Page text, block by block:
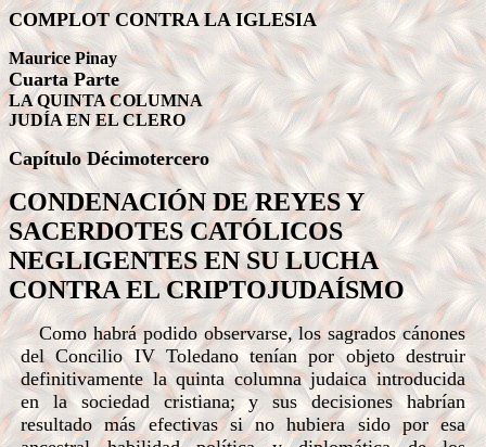
COMPLOT CONTRA LA IGLESIA
Maurice Pinay
Cuarta Parte
LA QUINTA COLUMNA
JUDÍA EN EL CLERO
CapítuloDécimotercero
CONDENACIÓN DE REYES Y
SACERDOTES CATÓLICOS
NEGLIGENTES EN SU LUCHA
CONTRA EL CRIPTOJUDAÍSMO
Como habrá podido observarse, los sagrados cánones
del Concilio IV Toledano tenían por objeto destruir
definitivamente la quinta columna judaica introducida
en la sociedad cristiana; y sus decisiones habrían
resultado más efectivas si no hubiera sido por esa